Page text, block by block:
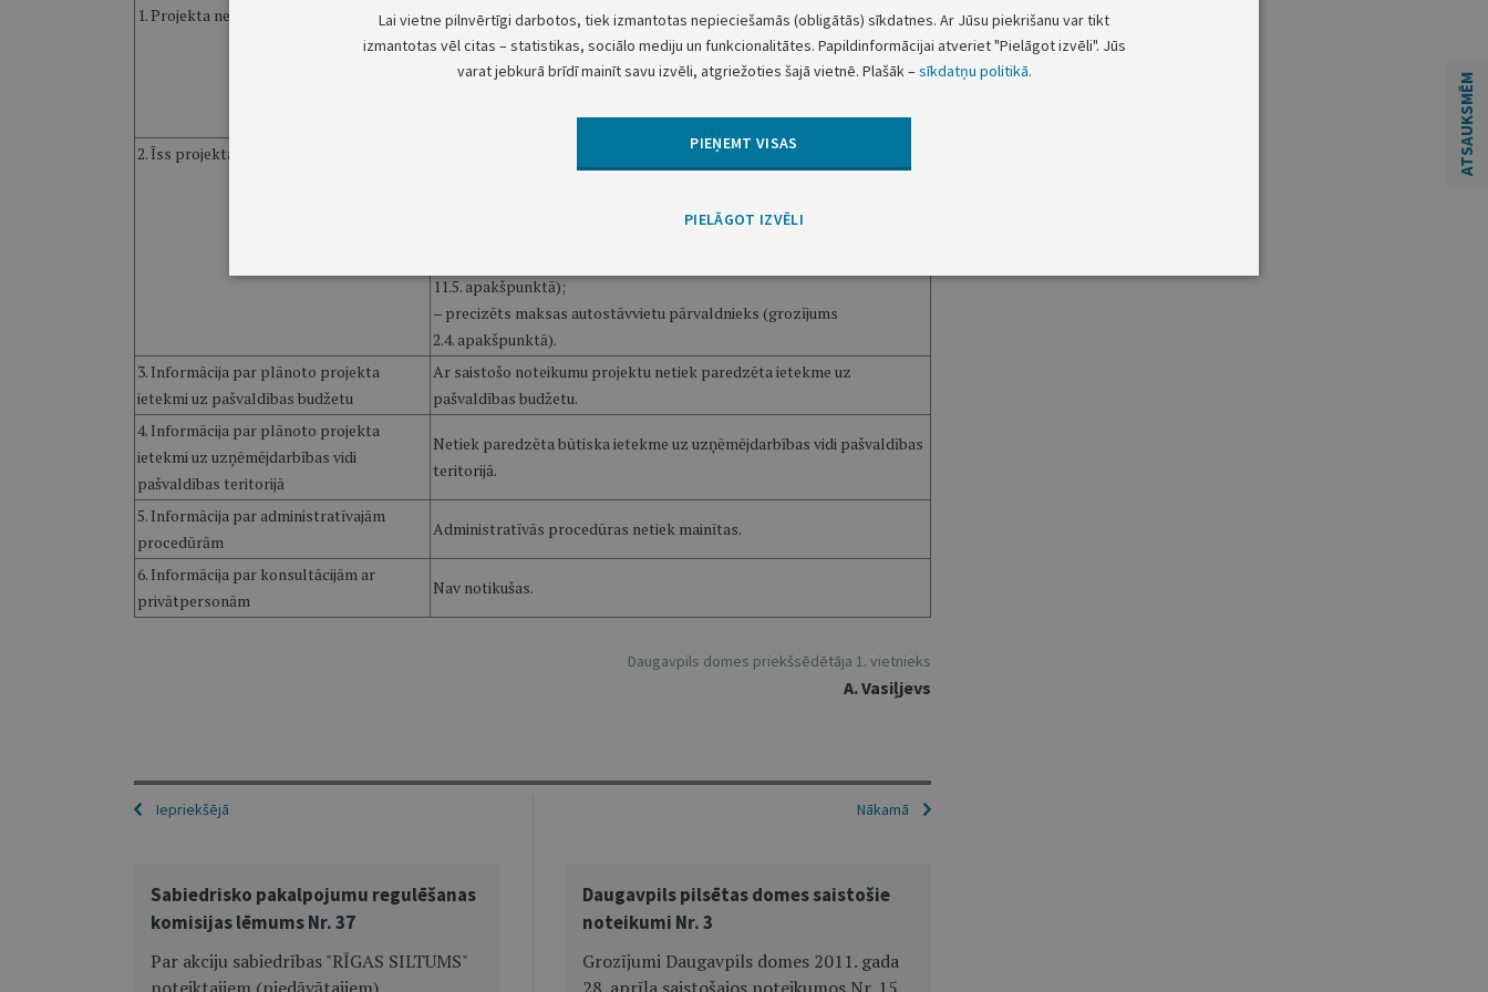
1. Projekta nepieciešamības pamatojums
Daugavpils pilsētas dome 2021. gada 15. jūlijā pieņēma lēmumu Nr. 447
uzsākt pašvaldības SIA "Parkings D" un AS "Daugavpils satiksme"
reorganizāciju apvienošanas ceļā, pievienojot SIA "Parkings D"
precizējams maksas autostāvvietu pārvaldnieks.
2. Īss projekta satura izklāsts
Administratīvo teritoriju un apdzīvoto vietu likumā noteiktajam
11.5. apakšpunktā);
– precizēts maksas autostāvvietu pārvaldnieks (grozījums
2.4. apakšpunktā).
3. Informācija par plānoto projekta
ietekmi uz pašvaldības budžetu
Ar saistošo noteikumu projektu netiek paredzēta ietekme uz
pašvaldības budžetu.
4. Informācija par plānoto projekta
ietekmi uz uzņēmējdarbības vidi
pašvaldības teritorijā
Netiek paredzēta būtiska ietekme uz uzņēmējdarbības vidi pašvaldības
teritorijā.
5. Informācija par administratīvajām
procedūrām
Administratīvās procedūras netiek mainītas.
6. Informācija par konsultācijām ar
privātpersonām
Nav notikušas.
Daugavpils domes priekšsēdētāja 1. vietnieks
A. Vasiļjevs
Iepriekšējā Nākamā
Sabiedrisko pakalpojumu regulēšanas
komisijas lēmums Nr. 37
Par akciju sabiedrības "RĪGAS SILTUMS"
Daugavpils pilsētas domes saistošie
noteikumi Nr. 3
Grozījumi Daugavpils domes 2011. gada
ATSAUKSMĒM
Lai vietne pilnvērtīgi darbotos, tiek izmantotas nepieciešamās (obligātās) sīkdatnes. Ar Jūsu piekrišanu var tikt
izmantotas vēl citas – statistikas, sociālo mediju un funkcionalitātes. Papildinformācijai atveriet "Pielāgot izvēli". Jūs
varat jebkurā brīdī mainīt savu izvēli, atgriežoties šajā vietnē. Plašāk –sīkdatņu politikā.
PIEŅEMT VISAS
PIELĀGOT IZVĒLI